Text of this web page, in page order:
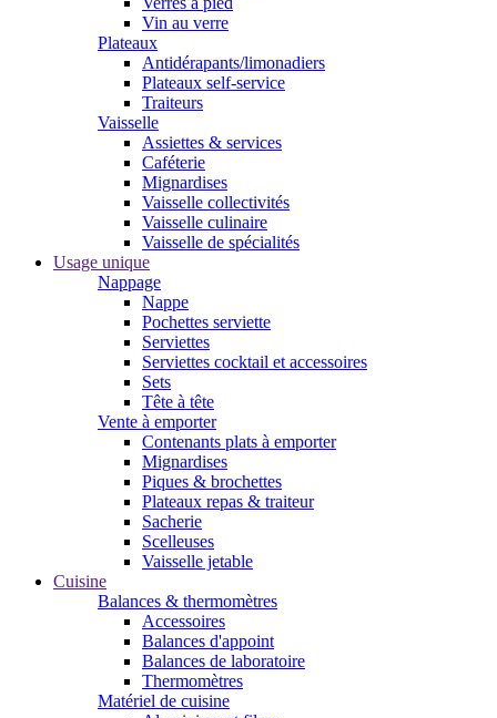
Vin au verre
Plateaux
Antidérapants/limonadiers
Plateaux self-service
Traiteurs
Vaisselle
Assiettes & services
Caféterie
Mignardises
Vaisselle collectivités
Vaisselle culinaire
Vaisselle de spécialités
Usage unique
Nappage
Nappe
Pochettes serviette
Serviettes
Serviettes cocktail et accessoires
Sets
Tête à tête
Vente à emporter
Contenants plats à emporter
Mignardises
Piques & brochettes
Plateaux repas & traiteur
Sacherie
Scelleuses
Vaisselle jetable
Cuisine
Balances & thermomètres
Accessoires
Balances d'appoint
Balances de laboratoire
Thermomètres
Matériel de cuisine